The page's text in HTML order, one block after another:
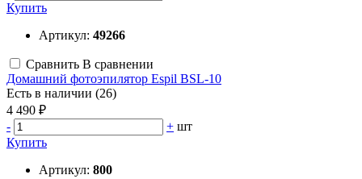
Купить
Артикул: 49266
Сравнить В сравнении
Домашний фотоэпилятор Espil BSL-10
Есть в наличии (26)
4 490 ₽
-
+ шт
Купить
Артикул: 800